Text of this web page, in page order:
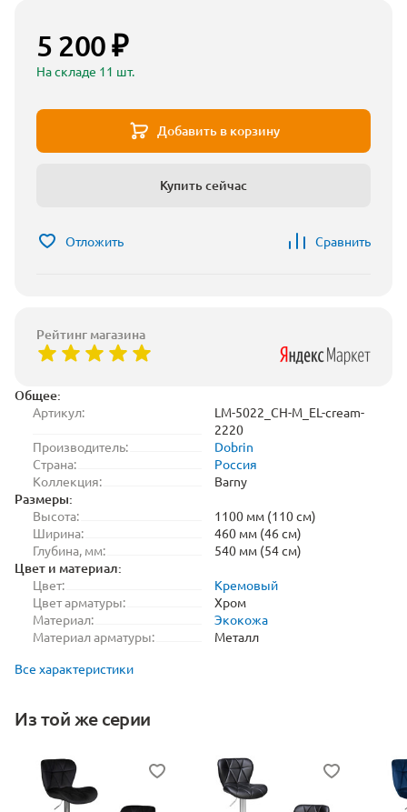
Общее:
Артикул:
LM-5022_CH-M_EL-cream-
2220
Производитель:
Dobrin
Страна:
Россия
Коллекция:
Barny
Размеры:
Высота:
1100 мм (110 см)
Ширина:
460 мм (46 см)
Глубина, мм:
540 мм (54 см)
Цвет и материал:
Цвет:
Кремовый
Цвет арматуры:
Хром
Материал:
Экокожа
Материал арматуры:
Металл
Все характеристики
Из той же серии
5 200 ₽
На складе 11 шт.
Добавить в корзину
Купить сейчас
Отложить Сравнить
Рейтинг магазина